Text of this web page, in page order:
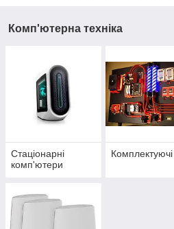
Комп'ютерна техніка
Стаціонарні
комп'ютери
Комплектуючі